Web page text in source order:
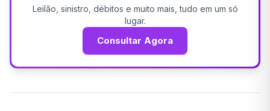
Leilão, sinistro, débitos e muito mais, tudo em um só
lugar.
Consultar Agora